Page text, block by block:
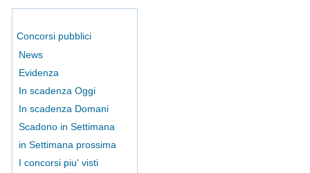
Concorsi pubblici
News
Evidenza
In scadenza Oggi
In scadenza Domani
Scadono in Settimana
in Settimana prossima
I concorsi piu' visti